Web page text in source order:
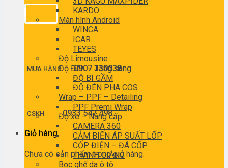
MUA HÀNG0907 330038
CSKH0933 547 498
Giỏ hàng
Chưa có sản phẩm trong giỏ hàng.
KARDO
Màn hình Android
WINCA
ICAR
TEYES
Độ Limousine
Độ Đèn – Tăng sáng
ĐỘ BI GẦM
ĐỘ ĐÈN PHA COS
Wrap – PPF – Detailing
PPF Premi Wrap
Độ xe – Nâng cấp
CAMERA 360
CẢM BIẾN ÁP SUẤT LỐP
CỐP ĐIỆN – ĐÁ CỐP
THANH GIẰNG
Bọc ghế da ô tô